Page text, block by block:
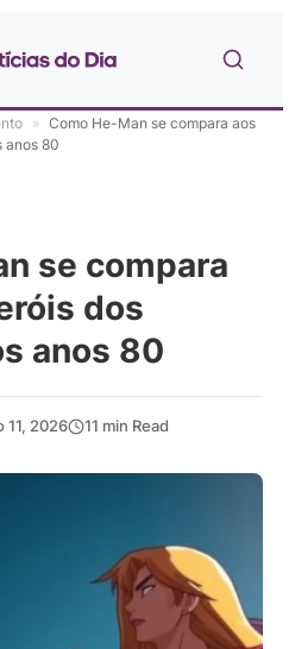
» Como He-Man se compara aos
anos 80
se compara
dos
anos 80
11, 2026 11 min Read